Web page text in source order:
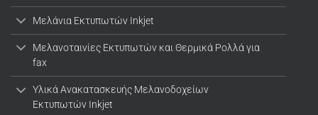
Μελάνια Εκτυπωτών Inkjet
Μελανοταινίες Εκτυπωτών και Θερμικά Ρολλά για
fax
Υλικά Ανακατασκευής Μελανοδοχείων
Εκτυπωτών Inkjet